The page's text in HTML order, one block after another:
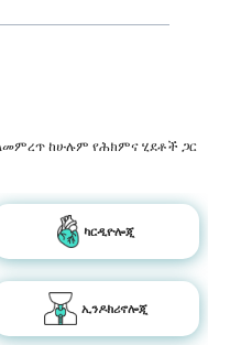
ከሁሉም የሕክምና ሂደቶች ጋር
ካርዲዮሎጂ
ኢንዶክሪኖሎጂ